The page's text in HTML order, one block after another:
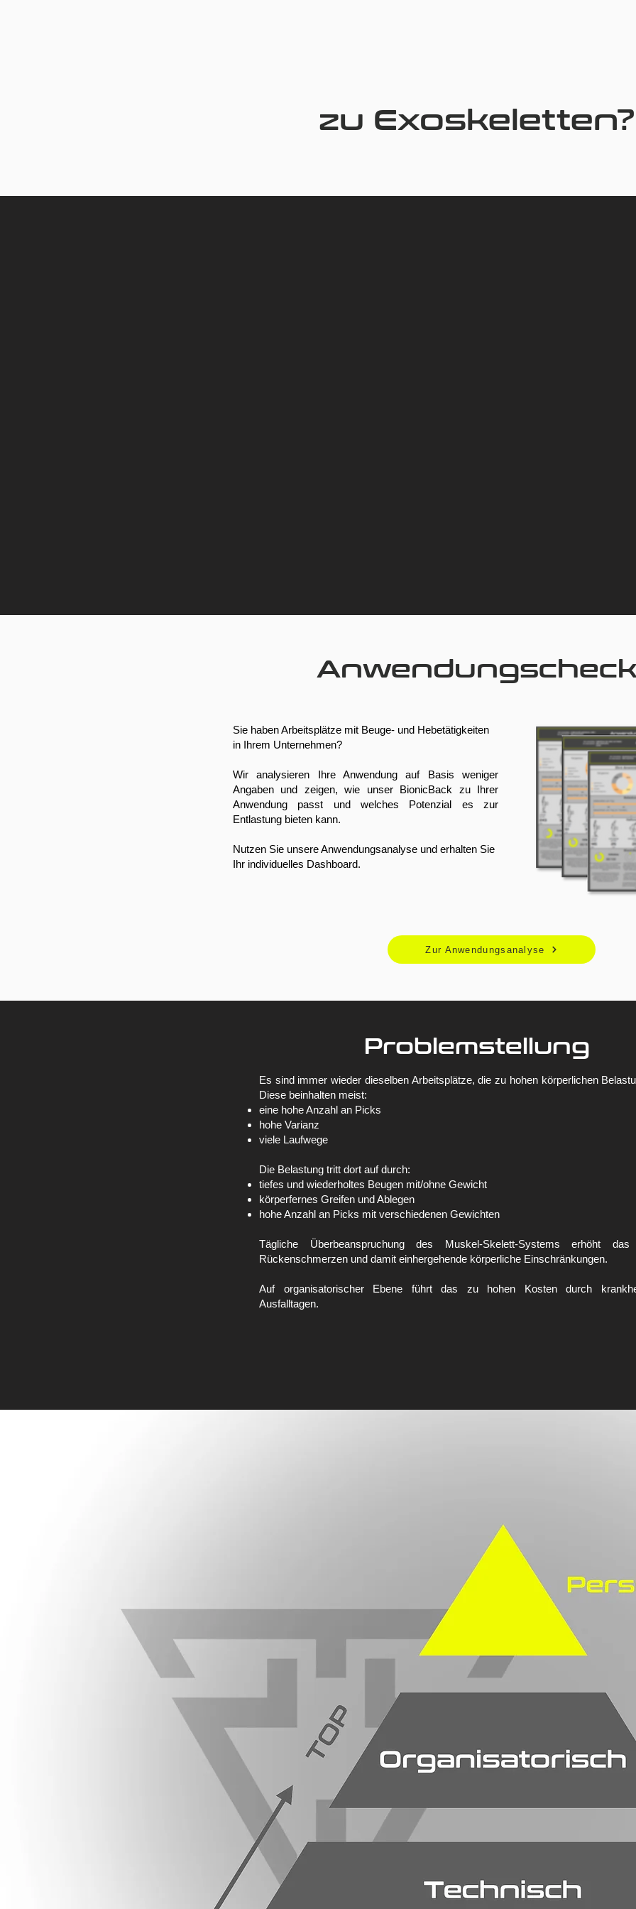
zu Exoskeletten?
Sie haben Arbeitsplätze mit Beuge- und Hebetätigkeiten
in Ihrem Unternehmen?
Wir analysieren Ihre Anwendung auf Basis weniger
Angaben und zeigen, wie unser BionicBack zu Ihrer
Anwendung passt und welches Potenzial es zur
Entlastung bieten kann.
Nutzen Sie unsere Anwendungsanalyse und erhalten Sie
Ihr individuelles Dashboard.
Zur Anwendungsanalyse
Es sind immer wieder dieselben Arbeitsplätze, die zu hohen körperlichen
Diese beinhalten meist:
eine hohe Anzahl an Picks
hohe Varianz
viele Laufwege
Die Belastung tritt dort auf durch:​
tiefes und wiederholtes Beugen mit/ohne Gewicht
körperfernes Greifen und Ablegen
hohe Anzahl an Picks mit verschiedenen Gewichten
Tägliche Überbeanspruchung des Muskel-Skelett-Systems erhöht
Rückenschmerzen und damit einhergehende körperliche Einschränkungen.
Auf organisatorischer Ebene führt das zu hohen Kosten durch
Ausfalltagen.
Problemstellung